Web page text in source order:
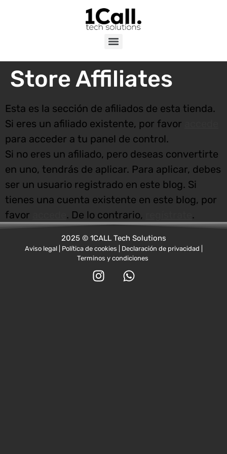
Store Affiliates
Esta es la sección de afiliados de esta tienda.
Si eres un afiliado existente, por favor
para acceder a tu panel de control.
Si no eres un afiliado, pero deseas convertirte
en uno, tendrás de aplicar. Para aplicar, debes
ser un usuario registrado en este blog. Si
tienes una cuenta existente en este blog, por
favor
. De lo contrario, .
2025 © 1CALL Tech Solutions
Aviso legal | Política de cookies | Declaración de privacidad |
Terminos y condiciones